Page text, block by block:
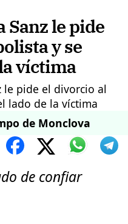
Sanz le pide
y se
víctima
de Monclova
de confiar